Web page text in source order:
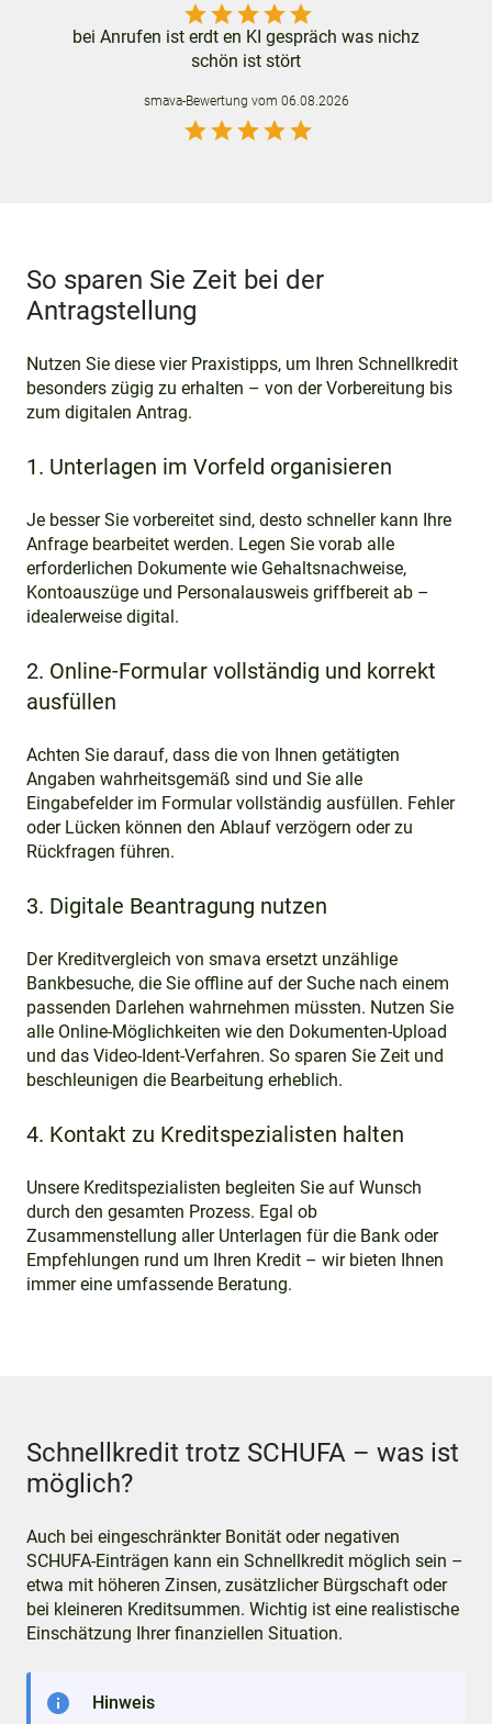
starstarstarstarstar
bei Anrufen ist erdt en KI gespräch was nichz
schön ist stört
smava-Bewertung vom 06.08.2026
starstarstarstarstar
So sparen Sie Zeit bei der
Antragstellung
Nutzen Sie diese vier Praxistipps, um Ihren Schnellkredit
besonders zügig zu erhalten – von der Vorbereitung bis
zum digitalen Antrag.
1. Unterlagen im Vorfeld organisieren
Je besser Sie vorbereitet sind, desto schneller kann Ihre
Anfrage bearbeitet werden. Legen Sie vorab alle
erforderlichen Dokumente wie Gehaltsnachweise,
Kontoauszüge und Personalausweis griffbereit ab –
idealerweise digital.
2. Online-Formular vollständig und korrekt
ausfüllen
Achten Sie darauf, dass die von Ihnen getätigten
Angaben wahrheitsgemäß sind und Sie alle
Eingabefelder im Formular vollständig ausfüllen. Fehler
oder Lücken können den Ablauf verzögern oder zu
Rückfragen führen.
3. Digitale Beantragung nutzen
Der Kreditvergleich von smava ersetzt unzählige
Bankbesuche, die Sie offline auf der Suche nach einem
passenden Darlehen wahrnehmen müssten. Nutzen Sie
alle Online-Möglichkeiten wie den Dokumenten-Upload
und das Video-Ident-Verfahren. So sparen Sie Zeit und
beschleunigen die Bearbeitung erheblich.
4. Kontakt zu Kreditspezialisten halten
Unsere Kreditspezialisten begleiten Sie auf Wunsch
durch den gesamten Prozess. Egal ob
Zusammenstellung aller Unterlagen für die Bank oder
Empfehlungen rund um Ihren Kredit – wir bieten Ihnen
immer eine umfassende Beratung.
Schnellkredit trotz SCHUFA – was ist
möglich?
Auch bei eingeschränkter Bonität oder negativen
SCHUFA-Einträgen kann ein Schnellkredit möglich sein –
etwa mit höheren Zinsen, zusätzlicher Bürgschaft oder
bei kleineren Kreditsummen. Wichtig ist eine realistische
Einschätzung Ihrer finanziellen Situation.
info
Hinweis